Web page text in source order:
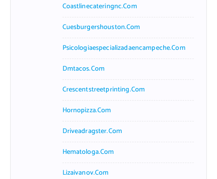
Coastlinecateringnc.com
Cuesburgershouston.com
Psicologiaespecializadaencampeche.com
Dmtacos.com
Crescentstreetprinting.com
Hornopizza.com
Driveadragster.com
Hematologa.com
Lizaivanov.com